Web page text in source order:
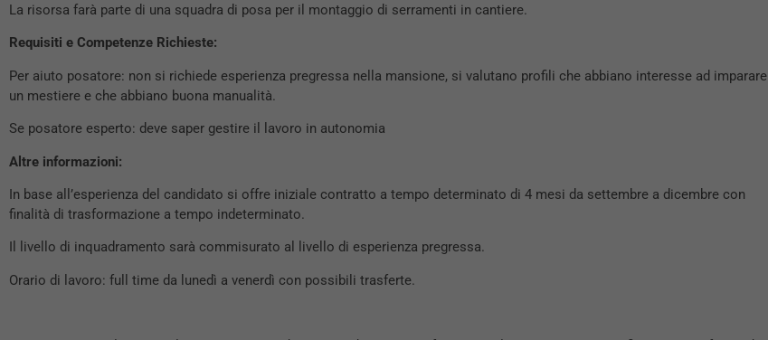
La risorsa farà parte di una squadra di posa per il montaggio di serramenti in cantiere.
Requisiti e Competenze Richieste:
Per aiuto posatore: non si richiede esperienza pregressa nella mansione, si valutano profili che abbiano interesse ad imparare
un mestiere e che abbiano buona manualità.
Se posatore esperto: deve saper gestire il lavoro in autonomia
Altre informazioni:
In base all’esperienza del candidato si offre iniziale contratto a tempo determinato di 4 mesi da settembre a dicembre con
finalità di trasformazione a tempo indeterminato.
Il livello di inquadramento sarà commisurato al livello di esperienza pregressa.
Orario di lavoro: full time da lunedì a venerdì con possibili trasferte.